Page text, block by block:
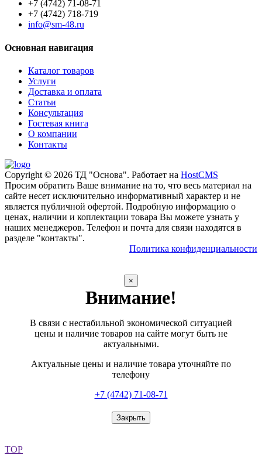
+7 (4742) 71-08-71
+7 (4742) 718-719
info@sm-48.ru
Основная навигация
Каталог товаров
Услуги
Доставка и оплата
Статьи
Консультация
Гостевая книга
О компании
Контакты
Copyright © 2026 ТД "Основа". Работает на HostCMS
Просим обратить Ваше внимание на то, что весь материал на
сайте несет исключительно информативный характер и не
является публичной офертой. Подробную информацию о
ценах, наличии и коплектации товара Вы можете узнать у
наших менеджеров. Телефон и почта для связи находятся в
разделе "контакты".
Политика конфиденциальности
×
Внимание!
В связи с нестабильной экономической ситуацией
цены и наличие товаров на сайте могут быть не
актуальными.
Актуальные цены и наличие товара уточняйте по
телефону
+7 (4742) 71-08-71
Закрыть
TOP